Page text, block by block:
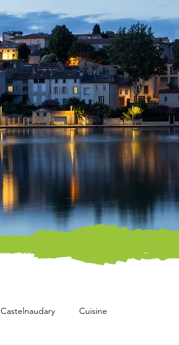
Castelnaudary Cuisine